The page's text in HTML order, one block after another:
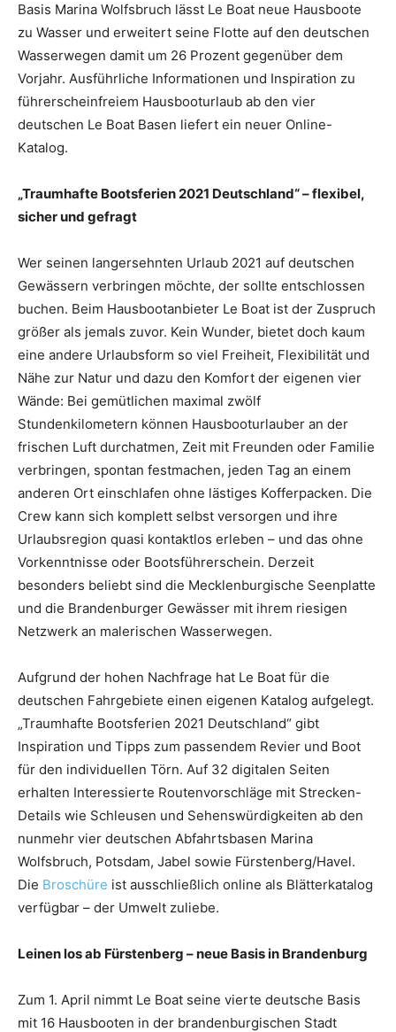
Basis Marina Wolfsbruch lässt Le Boat neue Hausboote
zu Wasser und erweitert seine Flotte auf den deutschen
Wasserwegen damit um 26 Prozent gegenüber dem
Vorjahr. Ausführliche Informationen und Inspiration zu
führerscheinfreiem Hausbooturlaub ab den vier
deutschen Le Boat Basen liefert ein neuer Online-
Katalog.
„Traumhafte Bootsferien 2021 Deutschland“ – flexibel,
sicher und gefragt
Wer seinen langersehnten Urlaub 2021 auf deutschen
Gewässern verbringen möchte, der sollte entschlossen
buchen. Beim Hausbootanbieter Le Boat ist der Zuspruch
größer als jemals zuvor. Kein Wunder, bietet doch kaum
eine andere Urlaubsform so viel Freiheit, Flexibilität und
Nähe zur Natur und dazu den Komfort der eigenen vier
Wände: Bei gemütlichen maximal zwölf
Stundenkilometern können Hausbooturlauber an der
frischen Luft durchatmen, Zeit mit Freunden oder Familie
verbringen, spontan festmachen, jeden Tag an einem
anderen Ort einschlafen ohne lästiges Kofferpacken. Die
Crew kann sich komplett selbst versorgen und ihre
Urlaubsregion quasi kontaktlos erleben – und das ohne
Vorkenntnisse oder Bootsführerschein. Derzeit
besonders beliebt sind die Mecklenburgische Seenplatte
und die Brandenburger Gewässer mit ihrem riesigen
Netzwerk an malerischen Wasserwegen.
Aufgrund der hohen Nachfrage hat Le Boat für die
deutschen Fahrgebiete einen eigenen Katalog aufgelegt.
„Traumhafte Bootsferien 2021 Deutschland“ gibt
Inspiration und Tipps zum passendem Revier und Boot
für den individuellen Törn. Auf 32 digitalen Seiten
erhalten Interessierte Routenvorschläge mit Strecken-
Details wie Schleusen und Sehenswürdigkeiten ab den
nunmehr vier deutschen Abfahrtsbasen Marina
Wolfsbruch, Potsdam, Jabel sowie Fürstenberg/Havel.
Die Broschüre ist ausschließlich online als Blätterkatalog
verfügbar – der Umwelt zuliebe.
Leinen los ab Fürstenberg – neue Basis in Brandenburg
Zum 1. April nimmt Le Boat seine vierte deutsche Basis
mit 16 Hausbooten in der brandenburgischen Stadt